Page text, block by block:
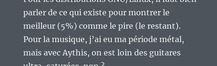
parler de ce qui existe pour montrer le
meilleur (5%) comme le pire (le restant).
Pour la musique, j’ai eu ma période métal,
mais avec Aythis, on est loin des guitares